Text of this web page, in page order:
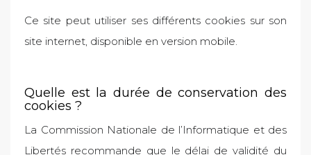
Ce site peut utiliser ses différents cookies sur son
site internet, disponible en version mobile.
Quelle est la durée de conservation des
cookies ?
La Commission Nationale de l’Informatique et des
Libertés recommande que le délai de validité du